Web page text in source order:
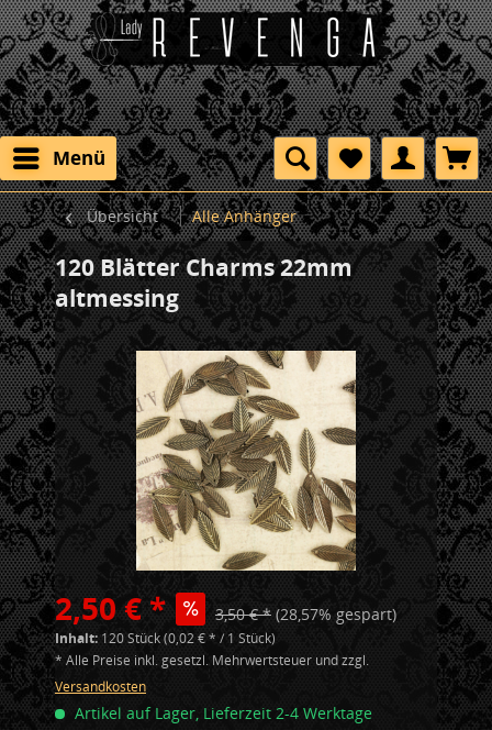
Menü
Übersicht Alle Anhänger
120 Blätter Charms 22mm
altmessing
2,50 € * 3,50 € * (28,57% gespart)
Inhalt: 120 Stück (0,02 € * / 1 Stück)
* Alle Preise inkl. gesetzl. Mehrwertsteuer und zzgl.
Versandkosten
Artikel auf Lager, Lieferzeit 2-4 Werktage